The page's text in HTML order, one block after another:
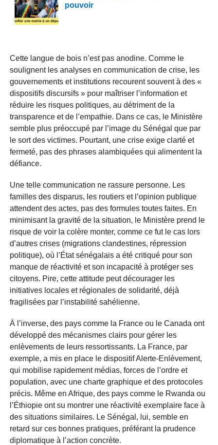
pouvoir
Cette langue de bois n’est pas anodine. Comme le
soulignent les analyses en communication de crise, les
gouvernements et institutions recourent souvent à des «
dispositifs discursifs » pour maîtriser l’information et
réduire les risques politiques, au détriment de la
transparence et de l’empathie. Dans ce cas, le Ministère
semble plus préoccupé par l’image du Sénégal que par
le sort des victimes. Pourtant, une crise exige clarté et
fermeté, pas des phrases alambiquées qui alimentent la
défiance.
Une telle communication ne rassure personne. Les
familles des disparus, les routiers et l’opinion publique
attendent des actes, pas des formules toutes faites. En
minimisant la gravité de la situation, le Ministère prend le
risque de voir la colère monter, comme ce fut le cas lors
d’autres crises (migrations clandestines, répression
politique), où l’État sénégalais a été critiqué pour son
manque de réactivité et son incapacité à protéger ses
citoyens. Pire, cette attitude peut décourager les
initiatives locales et régionales de solidarité, déjà
fragilisées par l’instabilité sahélienne.
À l’inverse, des pays comme la France ou le Canada ont
développé des mécanismes clairs pour gérer les
enlèvements de leurs ressortissants. La France, par
exemple, a mis en place le dispositif Alerte-Enlèvement,
qui mobilise rapidement médias, forces de l’ordre et
population, avec une charte graphique et des protocoles
précis. Même en Afrique, des pays comme le Rwanda ou
l’Éthiopie ont su montrer une réactivité exemplaire face à
des situations similaires. Le Sénégal, lui, semble en
retard sur ces bonnes pratiques, préférant la prudence
diplomatique à l’action concrète.